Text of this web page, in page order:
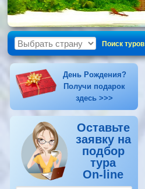
Поиск туров
День Рождения?
Получи подарок
здесь >>>
Оставьте
заявку на
подбор
тура
On-line